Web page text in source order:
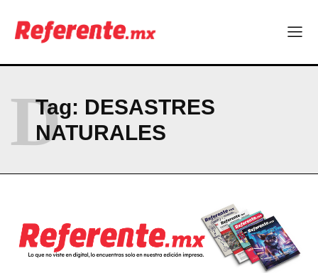
Company
PRIVACY POLICY
NEWSLETTER
Tag: DESASTRES
NATURALES
D